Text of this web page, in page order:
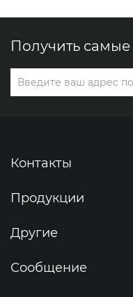
Получить
Контакты
Продукции
Другие
Сообщение